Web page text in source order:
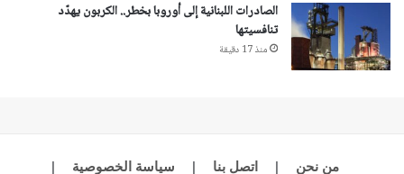
الصادرات اللبنانية إلى أوروبا بخطر.. الكربون يهدّد
تنافسيتها
منذ 17 دقيقة
من نحن اتصل بنا سياسة الخصوصية